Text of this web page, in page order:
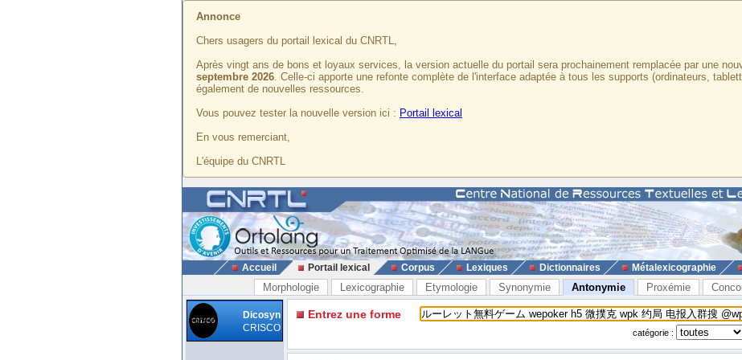
Annonce
Chers usagers du portail lexical du CNRTL,
Après vingt ans de bons et loyaux services, la version actuelle du portail sera prochainement remplacée par une
septembre 2026. Celle-ci apporte une refonte complète de l'interface adaptée à tous les supports (ordinateurs,
également de nouvelles ressources.
Vous pouvez tester la nouvelle version ici : Portail lexical
En vous remerciant,
L'équipe du CNRTL
Accueil Portail lexical Corpus Lexiques Dictionnaires Métalexicographie
Morphologie Lexicographie Etymologie Synonymie Antonymie Proxémie
Dicosyn
CRISCO
Entrez une forme
catégorie :